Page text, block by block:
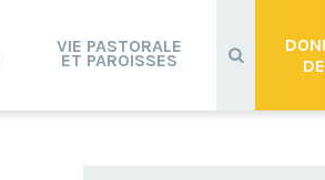
VIE PASTORALE
ET PAROISSES